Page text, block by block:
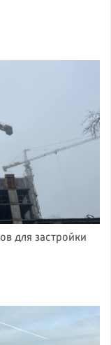
для застройки